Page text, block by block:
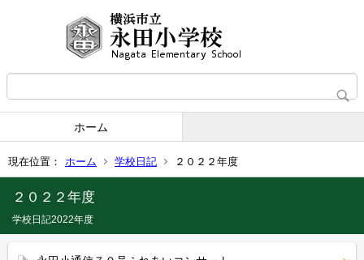
ホーム
現在位置： ホーム 学校日記 ２０２２年度
２０２２年度
学校日記2022年度